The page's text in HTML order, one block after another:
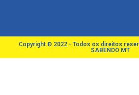
Copyright © 2022 - Todos os direitos
SABENDO MT